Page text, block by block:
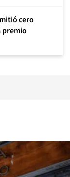
cero
premio